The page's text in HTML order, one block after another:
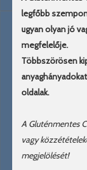
legfőbb
ugyan olyan jó
megfelelője.
Többszörösen
oldalak.
A Gluténmentes
vagy
megjelölését!